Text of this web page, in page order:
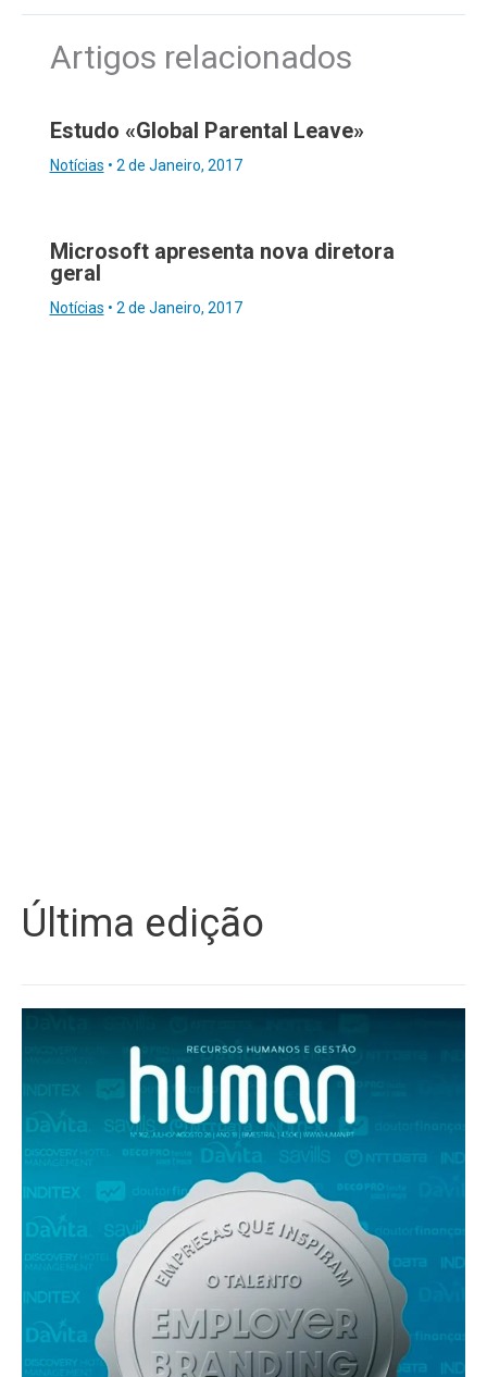
Artigos relacionados
Estudo «Global Parental Leave»
Notícias • 2 de Janeiro, 2017
Microsoft apresenta nova diretora
geral
Notícias • 2 de Janeiro, 2017
Última edição